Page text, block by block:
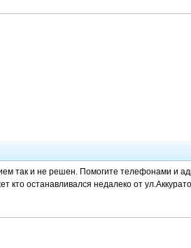
так и не решен. Помогите телефонами и
останавливался недалеко от